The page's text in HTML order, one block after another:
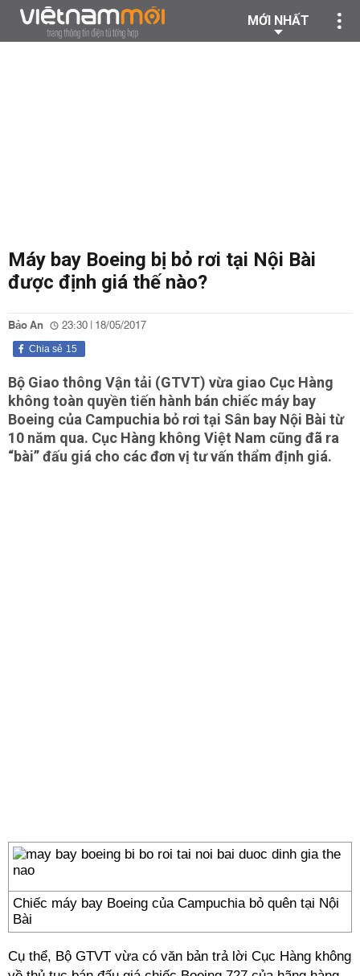
MỚI NHẤT
Máy bay Boeing bị bỏ rơi tại Nội Bài
được định giá thế nào?
Bảo An 23:30 | 18/05/2017
15
Chia sẻ
Bộ Giao thông Vận tải (GTVT) vừa giao Cục Hàng
không toàn quyền tiến hành bán chiếc máy bay
Boeing của Campuchia bỏ rơi tại Sân bay Nội Bài từ
10 năm qua. Cục Hàng không Việt Nam cũng đã ra
“bài” đấu giá cho các đơn vị tư vấn thẩm định giá.
Chiếc máy bay Boeing của Campuchia bỏ quên tại Nội
Bài
Cụ thể, Bộ GTVT vừa có văn bản trả lời Cục Hàng không